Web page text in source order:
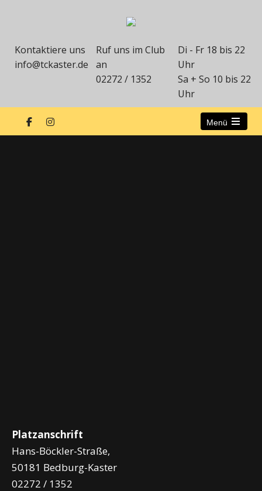
Kontaktiere uns
info@tckaster.de
Ruf uns im Club
an
02272 / 1352
Di - Fr 18 bis 22
Uhr
Sa + So 10 bis 22
Uhr
Menü
Platzanschrift
Hans-Böckler-Straße,
50181 Bedburg-Kaster
02272 / 1352